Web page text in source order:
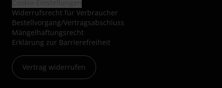
Widerrufsrecht für Verbraucher
Bestellvorgang/Vertragsabschluss
Mängelhaftungsrecht
Erklärung zur Barrierefreiheit
Vertrag widerrufen